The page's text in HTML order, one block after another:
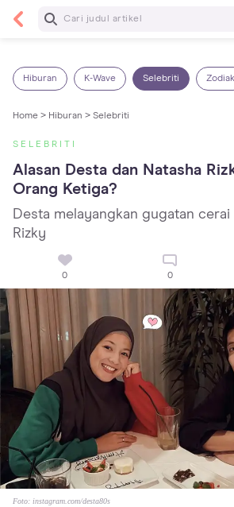
Baca Selanjutnya
Hiburan K-Wave Selebriti Zodiak
Home > Hiburan > Selebriti
SELEBRITI
Alasan Desta dan Natasha
Orang Ketiga?
Desta melayangkan gugatan cerai
Rizky
0 0
Foto: instagram.com/desta80s